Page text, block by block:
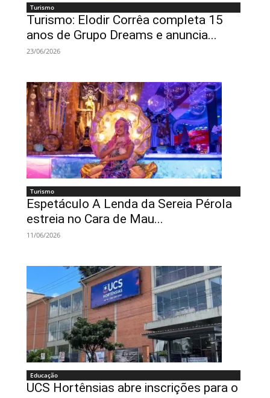
Turismo
Turismo: Elodir Corrêa completa 15
anos de Grupo Dreams e anuncia...
23/06/2026
Turismo
Espetáculo A Lenda da Sereia Pérola
estreia no Cara de Mau...
11/06/2026
Educação
UCS Hortênsias abre inscrições para o